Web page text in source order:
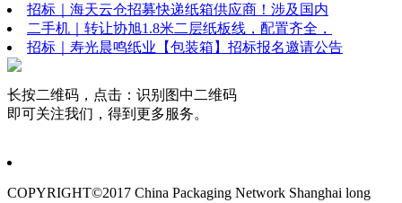
招标｜海天云仓招募快递纸箱供应商！涉及国内
二手机｜转让协旭1.8米二层纸板线，配置齐全，
招标｜寿光晨鸣纸业【包装箱】招标报名邀请公告
长按二维码，点击：识别图中二维码
即可关注我们，得到更多服务。
COPYRIGHT©2017 China Packaging Network Shanghai long